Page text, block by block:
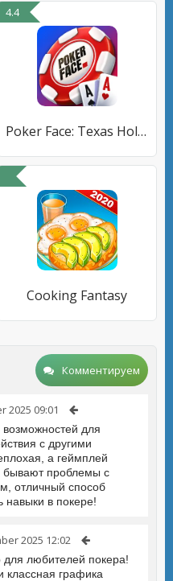
4.4
Poker Face: Texas Holdem Poker
Cooking Fantasy
Комментируем
2025 09:01
для
с другими
а геймплей
бывают проблемы с
отличный способ
навыки в покере!
2025 12:02
любителей покера!
графика